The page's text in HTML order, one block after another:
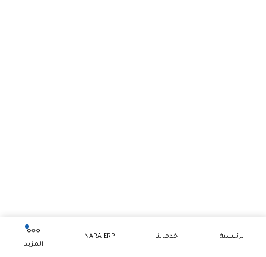
الرئيسية خدماتنا
NARA ERP
المزيد